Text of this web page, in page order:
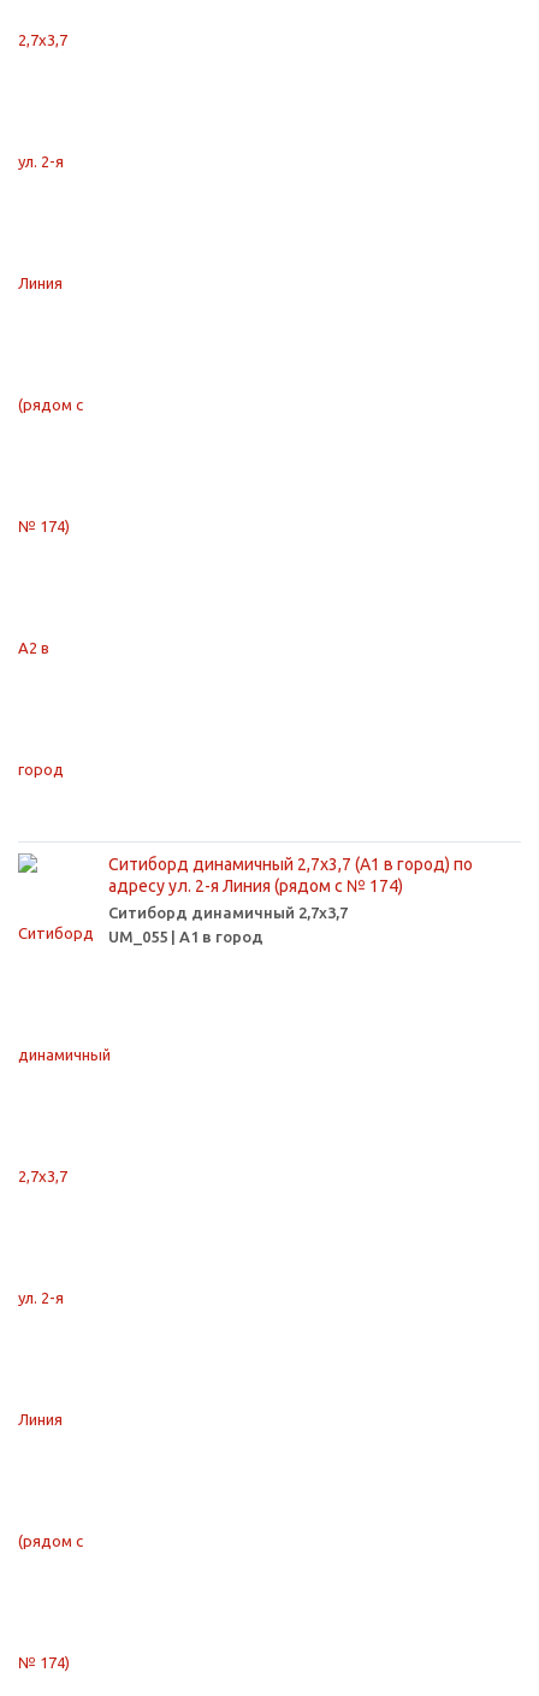
Ситиборд динамичный 2,7х3,7 (А1 в город) по
адресу ул. 2-я Линия (рядом с № 174)
Ситиборд динамичный 2,7х3,7
UM_055 | А1 в город